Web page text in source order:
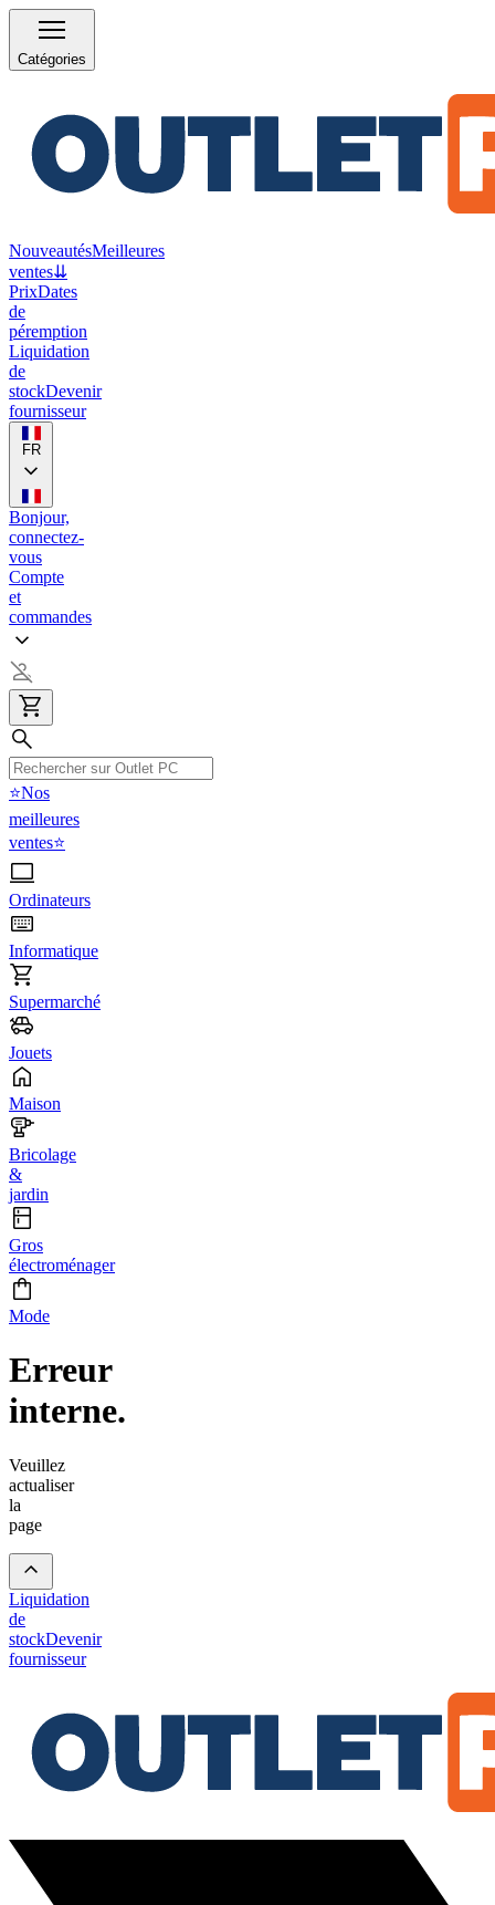
Catégories
NouveautésMeilleures
ventes⇊
PrixDates
de
péremption
Liquidation
de
stockDevenir
fournisseur
FR
Bonjour,
connectez-
vous
Compte
et
commandes
⭐Nos
meilleures
ventes⭐
Ordinateurs
Informatique
Supermarché
Jouets
Maison
Bricolage
&
jardin
Gros
électroménager
Mode
Erreur
interne.
Veuillez
actualiser
la
page
Liquidation
de
stockDevenir
fournisseur